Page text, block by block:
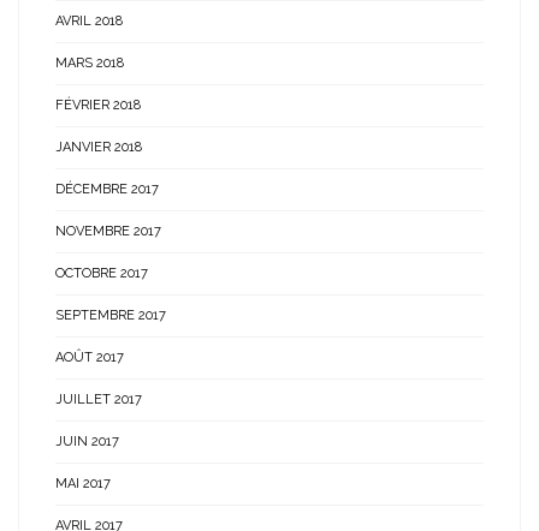
AVRIL 2018
MARS 2018
FÉVRIER 2018
JANVIER 2018
DÉCEMBRE 2017
NOVEMBRE 2017
OCTOBRE 2017
SEPTEMBRE 2017
AOÛT 2017
JUILLET 2017
JUIN 2017
MAI 2017
AVRIL 2017